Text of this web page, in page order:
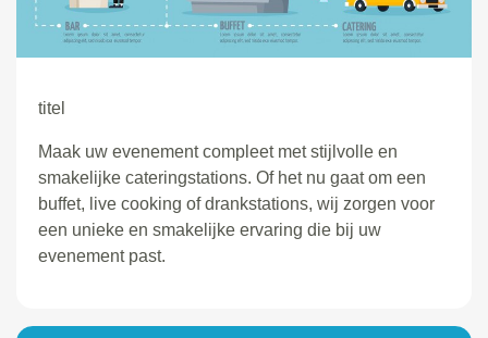
titel
Maak uw evenement compleet met stijlvolle en
smakelijke cateringstations. Of het nu gaat om een
buffet, live cooking of drankstations, wij zorgen voor
een unieke en smakelijke ervaring die bij uw
evenement past.